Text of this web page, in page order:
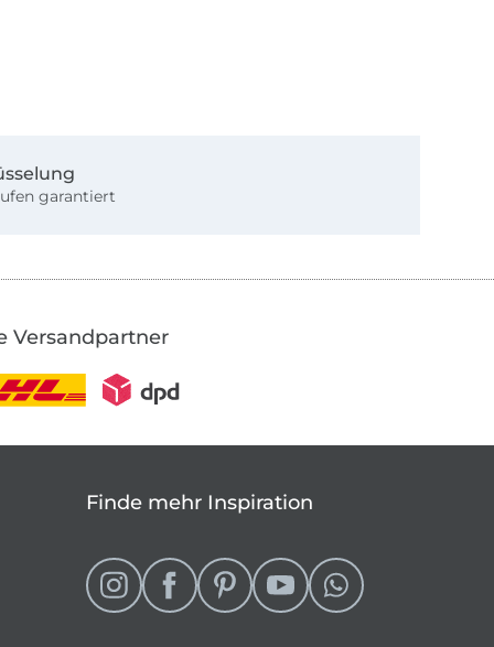
garantiert
Versandpartner
Finde mehr Inspiration